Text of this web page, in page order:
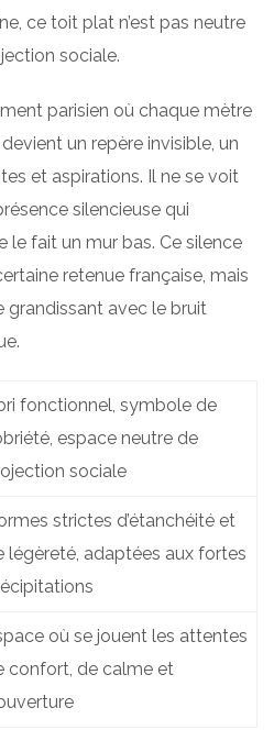
ce toit plat n’est pas neutre
sociale.
parisien où chaque mètre
un repère invisible, un
et aspirations. Il ne se voit
silencieuse qui
le fait un mur bas. Ce silence
retenue française, mais
grandissant avec le bruit
fonctionnel, symbole de
espace neutre de
sociale
strictes d’étanchéité et
légèreté, adaptées aux fortes
où se jouent les attentes
confort, de calme et